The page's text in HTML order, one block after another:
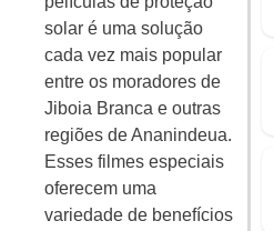
solar é uma solução
cada vez mais popular
entre os moradores de
Jiboia Branca e outras
regiões de Ananindeua.
Esses filmes especiais
oferecem uma
variedade de benefícios